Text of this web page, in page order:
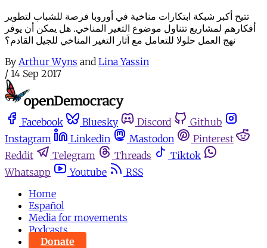
تتيح أكبر شبكة ابتكارات مناخية في أوروبا فرصة للشباب لتطوير
أفكارهم لمشاريع تتناول موضوع التغير المناخي. هل يمكن أن يوفر
نهج العمل حلولا للتعامل مع اَثار التغير المناخي للجيل القادم؟
By Arthur Wyns and Lina Yassin
/ 14 Sep 2017
Facebook Bluesky Discord
Github
Instagram
Linkedin Mastodon
Pinterest
Reddit
Telegram Threads
Tiktok
Whatsapp
Youtube
RSS
Home
Español
Media for movements
Podcasts
Donate